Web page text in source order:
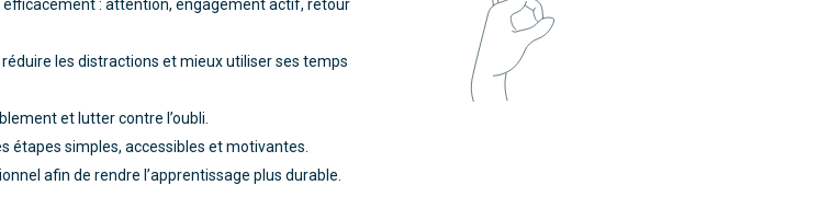
: attention, engagement actif, retour
les distractions et mieux utiliser ses temps
et lutter contre l’oubli.
étapes simples, accessibles et motivantes.
afin de rendre l’apprentissage plus durable.